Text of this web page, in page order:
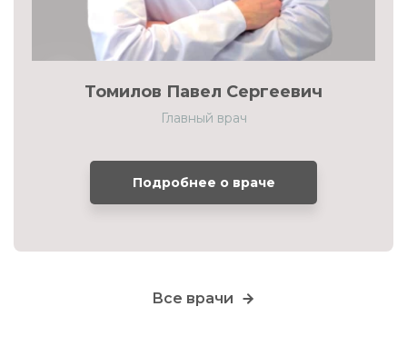
Все врачи
Томилов Павел Сергеевич
Главный врач
Подробнее о враче